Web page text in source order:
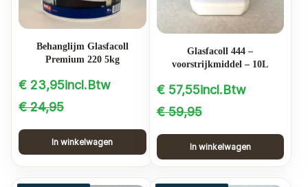
Behanglijm Glasfacoll
Premium 220 5kg
€24,95
Oorspronkelijke
prijs
was:
€ 24,95.
€ 23,95
Huidige
prijs
is:
€ 23,95.
incl.Btw
In winkelwagen
Glasfacoll 444 –
voorstrijkmiddel – 10L
€59,95
Oorspronkelijke
prijs
was:
€ 59,95.
€57,55
Huidige
prijs
is:
€ 57,55.
incl.Btw
In winkelwagen